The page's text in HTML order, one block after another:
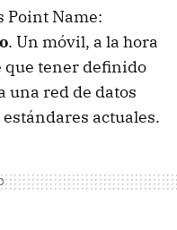
Point Name:
. Un móvil, a la hora
que tener definido
una red de datos
actuales.